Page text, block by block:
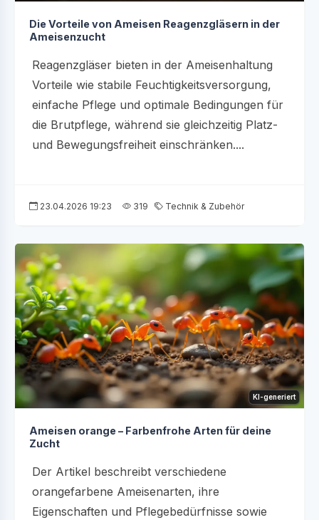
Die Vorteile von Ameisen Reagenzgläsern in der
Ameisenzucht
Reagenzgläser bieten in der Ameisenhaltung
Vorteile wie stabile Feuchtigkeitsversorgung,
einfache Pflege und optimale Bedingungen für
die Brutpflege, während sie gleichzeitig Platz-
und Bewegungsfreiheit einschränken....
23.04.2026 19:23 319 Technik & Zubehör
KI-generiert
Ameisen orange – Farbenfrohe Arten für deine
Zucht
Der Artikel beschreibt verschiedene
orangefarbene Ameisenarten, ihre
Eigenschaften und Pflegebedürfnisse sowie